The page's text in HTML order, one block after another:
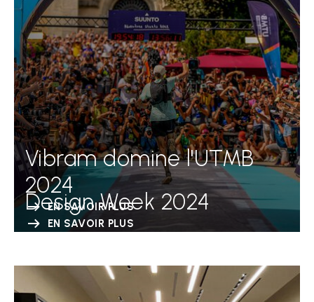
Vibram domine l'UTMB
2024
EN SAVOIR PLUS
Design Week 2024
EN SAVOIR PLUS